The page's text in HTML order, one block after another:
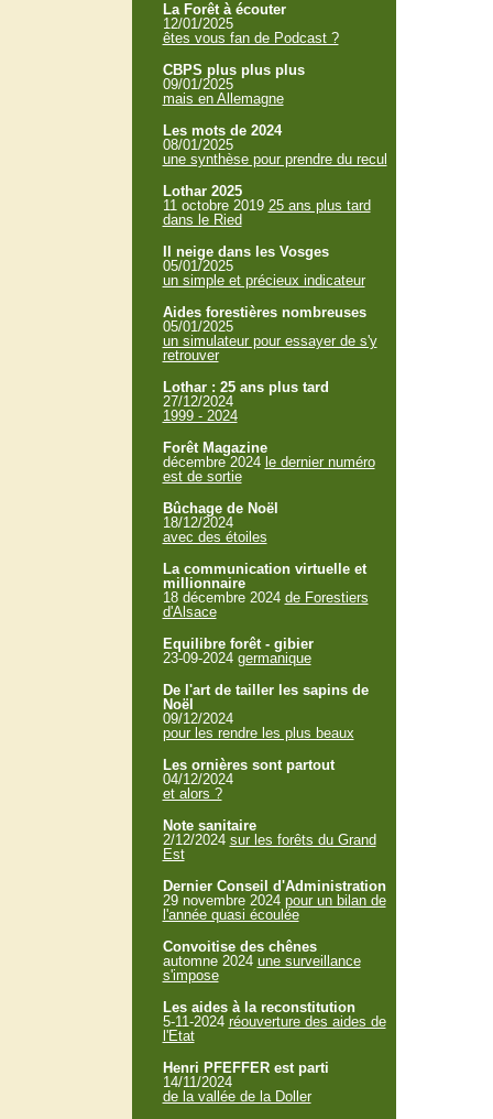
La Forêt à écouter
12/01/2025
êtes vous fan de Podcast ?
CBPS plus plus plus
09/01/2025
mais en Allemagne
Les mots de 2024
08/01/2025
une synthèse pour prendre du recul
Lothar 2025
11 octobre 2019 25 ans plus tard
dans le Ried
Il neige dans les Vosges
05/01/2025
un simple et précieux indicateur
Aides forestières nombreuses
05/01/2025
un simulateur pour essayer de s'y
retrouver
Lothar : 25 ans plus tard
27/12/2024
1999 - 2024
Forêt Magazine
décembre 2024 le dernier numéro
est de sortie
Bûchage de Noël
18/12/2024
avec des étoiles
La communication virtuelle et
millionnaire
18 décembre 2024 de Forestiers
d'Alsace
Equilibre forêt - gibier
23-09-2024 germanique
De l'art de tailler les sapins de
Noël
09/12/2024
pour les rendre les plus beaux
Les ornières sont partout
04/12/2024
et alors ?
Note sanitaire
2/12/2024 sur les forêts du Grand
Est
Dernier Conseil d'Administration
29 novembre 2024 pour un bilan de
l'année quasi écoulée
Convoitise des chênes
automne 2024 une surveillance
s'impose
Les aides à la reconstitution
5-11-2024 réouverture des aides de
l'Etat
Henri PFEFFER est parti
14/11/2024
de la vallée de la Doller